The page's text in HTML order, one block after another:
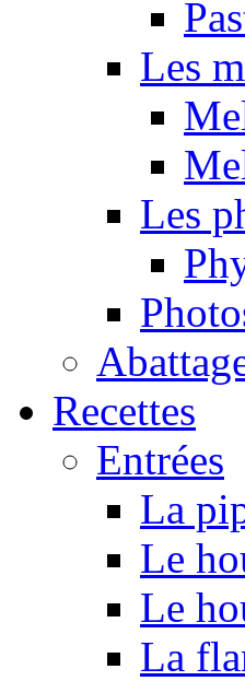
Les
Les
Recettes
Entrées
La
Le
Le
La